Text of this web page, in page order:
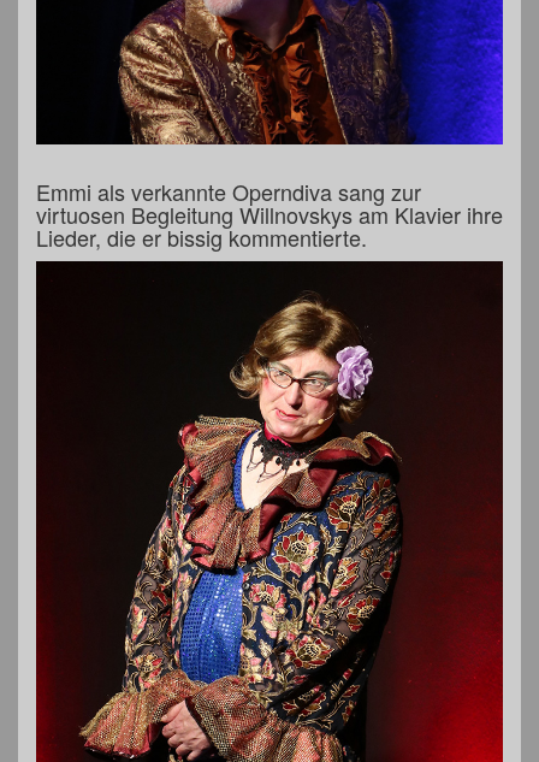
Emmi als verkannte Operndiva sang zur
virtuosen Begleitung Willnovskys am Klavier ihre
Lieder, die er bissig kommentierte.